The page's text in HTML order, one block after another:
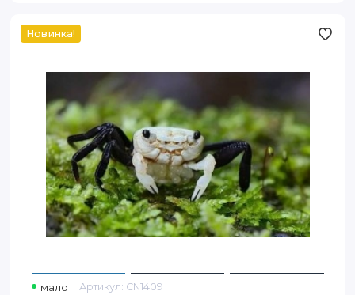
Краб
Новинка!
мало Артикул: CN1409